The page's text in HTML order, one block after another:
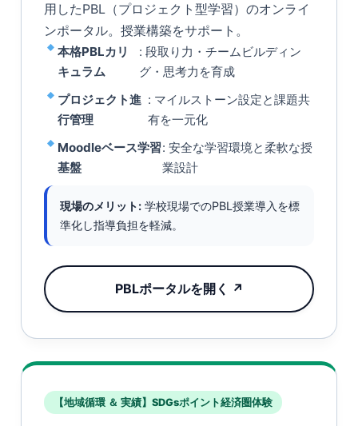
用したPBL（プロジェクト型学習）のオンライ
ンポータル。授業構築をサポート。
本格PBLカリ
キュラム
: 段取り力・チームビルディン
グ・思考力を育成
プロジェクト進
行管理
: マイルストーン設定と課題共
有を一元化
Moodleベース学習
基盤
: 安全な学習環境と柔軟な授
業設計
現場のメリット: 学校現場でのPBL授業導入を標
準化し指導負担を軽減。
PBLポータルを開く ↗
【地域循環 ＆ 実績】SDGsポイント経済圏体験